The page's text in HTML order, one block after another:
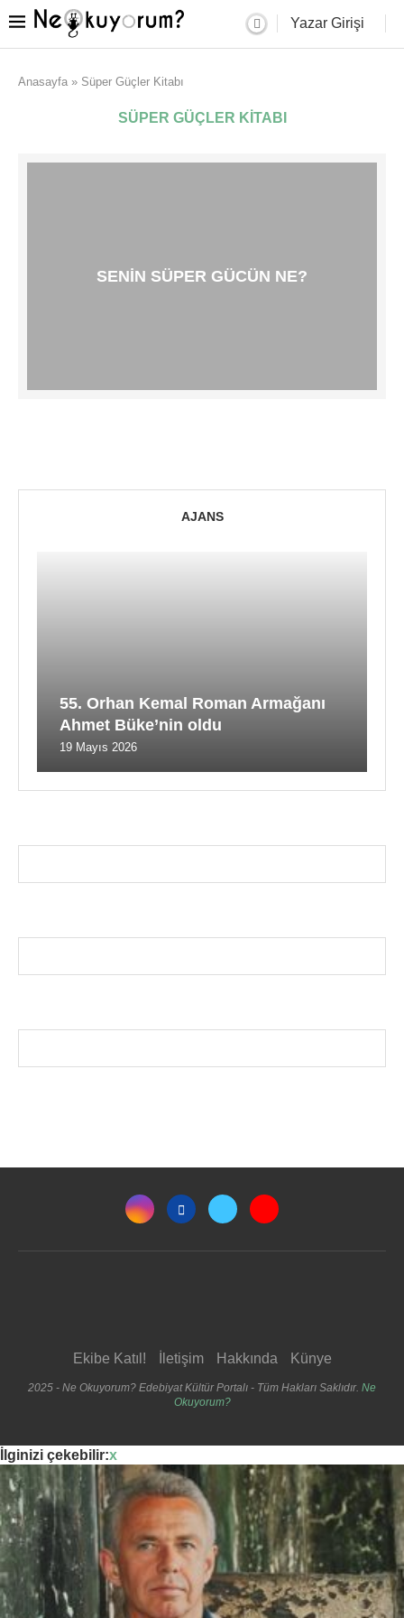
Yazar Girişi
Anasayfa » Süper Güçler Kitabı
SÜPER GÜÇLER KITABI
SENIN SÜPER GÜCÜN NE?
AJANS
55. Orhan Kemal Roman Armağanı
Ahmet Büke’nin oldu
19 Mayıs 2026
Ekibe Katıl! İletişim Hakkında Künye
2025 - Ne Okuyorum? Edebiyat Kültür Portalı - Tüm Hakları Saklıdır. Ne
Okuyorum?
İlginizi çekebilir:x